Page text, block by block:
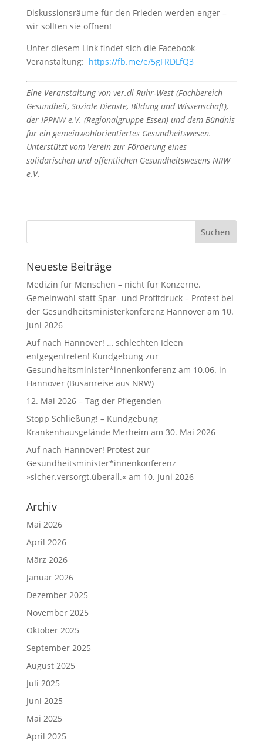
Diskussionsräume für den Frieden werden enger –
wir sollten sie öffnen!
Unter diesem Link findet sich die Facebook-
Veranstaltung: https://fb.me/e/5gFRDLfQ3
Eine Veranstaltung von ver.di Ruhr-West (Fachbereich
Gesundheit, Soziale Dienste, Bildung und Wissenschaft),
der IPPNW e.V. (Regionalgruppe Essen) und dem Bündnis
für ein gemeinwohlorientiertes Gesundheitswesen.
Unterstützt vom Verein zur Förderung eines
solidarischen und öffentlichen Gesundheitswesens NRW
e.V.
Neueste Beiträge
Medizin für Menschen – nicht für Konzerne.
Gemeinwohl statt Spar- und Profitdruck – Protest bei
der Gesundheitsministerkonferenz Hannover am 10.
Juni 2026
Auf nach Hannover! … schlechten Ideen
entgegentreten! Kundgebung zur
Gesundheitsminister*innenkonferenz am 10.06. in
Hannover (Busanreise aus NRW)
12. Mai 2026 – Tag der Pflegenden
Stopp Schließung! – Kundgebung
Krankenhausgelände Merheim am 30. Mai 2026
Auf nach Hannover! Protest zur
Gesundheitsminister*innenkonferenz
»sicher.versorgt.überall.« am 10. Juni 2026
Archiv
Mai 2026
April 2026
März 2026
Januar 2026
Dezember 2025
November 2025
Oktober 2025
September 2025
August 2025
Juli 2025
Juni 2025
Mai 2025
April 2025